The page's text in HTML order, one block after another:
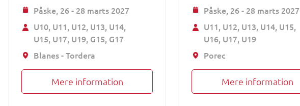
Påske, 26 - 28 marts 2027
U10 U11 U12 U13 U14
U15 U17 U19 G15 G17
Blanes - Tordera
Mere information
Påske, 26 - 28 marts 2027
U11 U12 U13 U14 U15
U16 U17 U19
Porec
Mere information